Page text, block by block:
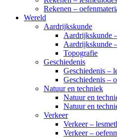
Rekenen –
Wereld
Aardrijkskunde
Aardrijkskunde
Aardrijkskunde
Topografie
Geschiedenis
Geschiedenis –
Geschiedenis –
Natuur en techniek
Natuur en
Natuur en
Verkeer
Verkeer –
Verkeer –